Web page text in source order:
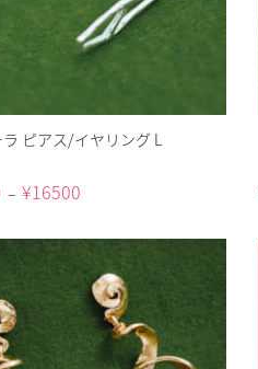
ラ ピアス/イヤリング L
– ¥16500